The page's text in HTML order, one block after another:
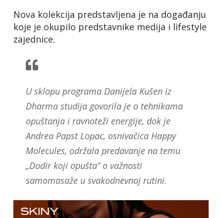
Nova kolekcija predstavljena je na događanju
koje je okupilo predstavnike medija i lifestyle
zajednice.
U sklopu programa Danijela Kušen iz
Dharma studija govorila je o tehnikama
opuštanja i ravnoteži energije, dok je
Andrea Papst Lopac, osnivačica Happy
Molecules, održala predavanje na temu
„Dodir koji opušta“ o važnosti
samomasaže u svakodnevnoj rutini.